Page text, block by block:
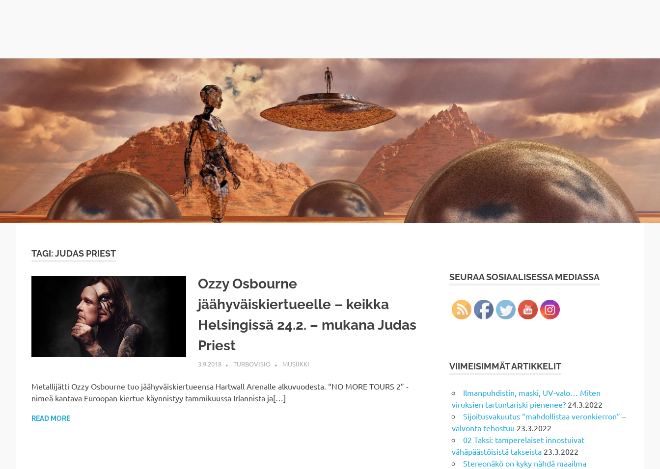
TAGI: JUDAS PRIEST
Ozzy Osbourne
jäähyväiskiertueelle – keikka
Helsingissä 24.2. – mukana Judas
Priest
3.9.2018 TURBOVISIO MUSIIKKI
Metallijätti Ozzy Osbourne tuo jäähyväiskiertueensa Hartwall Arenalle alkuvuodesta. “NO MORE TOURS 2” -
nimeä kantava Euroopan kiertue käynnistyy tammikuussa Irlannista ja[…]
READ MORE
SEURAA SOSIAALISESSA MEDIASSA
VIIMEISIMMÄT ARTIKKELIT
Ilmanpuhdistin, maski, UV-valo… Miten
viruksien tartuntariski pienenee? 24.3.2022
Sijoitusvakuutus “mahdollistaa veronkierron” –
valvonta tehostuu 23.3.2022
02 Taksi: tamperelaiset innostuivat
vähäpäästöisistä takseista 23.3.2022
Stereonäkö on kyky nähdä maailma